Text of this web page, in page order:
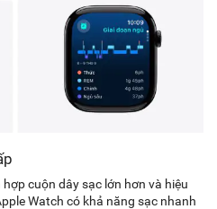
cuộn dây sạc lớn hơn và hiệu
Watch có khả năng sạc nhanh